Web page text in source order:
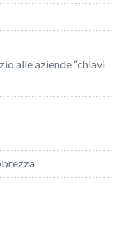
alle aziende “chiavi